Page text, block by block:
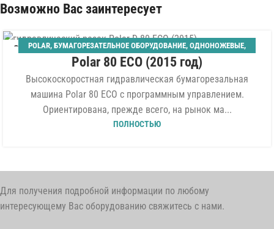
Возможно Вас заинтересует
06 POLAR, БУМАГОРЕЗАТЕЛЬНОЕ ОБОРУДОВАНИЕ, ОДНОНОЖЕВЫЕ,
ШИРИНА 800 ММ
Polar 80 ECO (2015 год)
Высокоскоростная гидравлическая бумагорезальная
машина Polar 80 ECO с программным управлением.
Ориентирована, прежде всего, на рынок ма...
ПОЛНОСТЬЮ
Для получения подробной информации по любому
интересующему Вас оборудованию свяжитесь с нами.